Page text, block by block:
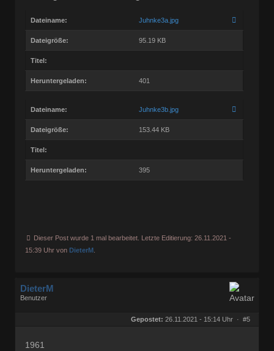
Dateiname: Juhnke3a.jpg
Dateigröße: 95.19 KB
Titel:
Heruntergeladen: 401
Dateiname: Juhnke3b.jpg
Dateigröße: 153.44 KB
Titel:
Heruntergeladen: 395
Dieser Post wurde 1 mal bearbeitet. Letzte Editierung: 26.11.2021 -
15:39 Uhr von DieterM
DieterM
Benutzer
Gepostet: 26.11.2021 - 15:14 Uhr · #5
1961